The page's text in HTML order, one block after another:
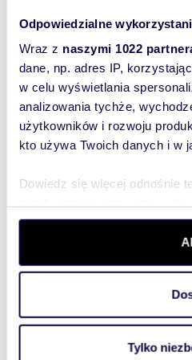
Odpowiedzialne
Wraz z naszymi 1022
dane, np. adres IP,
w celu wyświetlania
analizowania tychże,
użytkowników i rozwoju
kto używa Twoich danych i w
Dowiedz się więcej odnośnie
szczegółów. W Deklaracji
wycofać swoją zgodę w
aby oferować funkcje
witrynie. Informacje o tym,
analitycznym. Partnerzy
Tylko
WYRÓŻNIONE
WYRÓŻNIONE